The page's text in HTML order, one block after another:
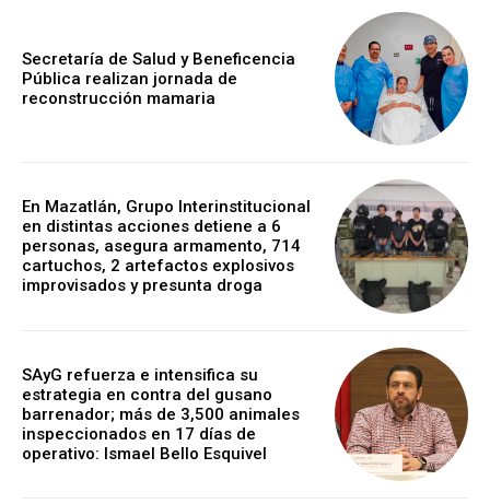
Secretaría de Salud y Beneficencia
Pública realizan jornada de
reconstrucción mamaria
En Mazatlán, Grupo Interinstitucional
en distintas acciones detiene a 6
personas, asegura armamento, 714
cartuchos, 2 artefactos explosivos
improvisados y presunta droga
SAyG refuerza e intensifica su
estrategia en contra del gusano
barrenador; más de 3,500 animales
inspeccionados en 17 días de
operativo: Ismael Bello Esquivel